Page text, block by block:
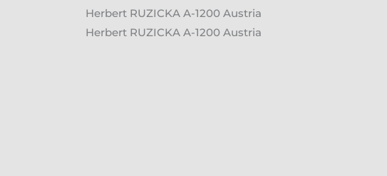
Herbert RUZICKA A-1200 Austria
Herbert RUZICKA A-1200 Austria